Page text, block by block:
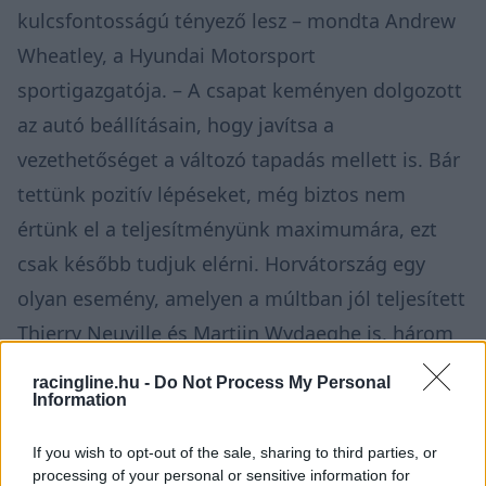
racingline.hu - Do Not Process My Personal
Information
If you wish to opt-out of the sale, sharing to third parties, or
processing of your personal or sensitive information for
kulcsfontosságú tényező lesz – mondta Andrew
Wheatley, a Hyundai Motorsport
sportigazgatója. – A csapat keményen dolgozott
az autó beállításain, hogy javítsa a
vezethetőséget a változó tapadás mellett is. Bár
tettünk pozitív lépéseket, még biztos nem
értünk el a teljesítményünk maximumára, ezt
csak később tudjuk elérni. Horvátország egy
olyan esemény, amelyen a múltban jól teljesített
Thierry Neuville és Martijn Wydaeghe is, három
harmadik hellyel, így a tapasztalatuk nagy előnyt
jelenthet. Adrien Fourmaux és Alexandre Coria
értékű lesz az aszfalton nyújtott teljesítményük